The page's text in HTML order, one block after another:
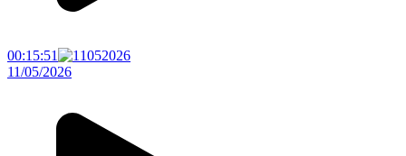
00:15:51
11/05/2026